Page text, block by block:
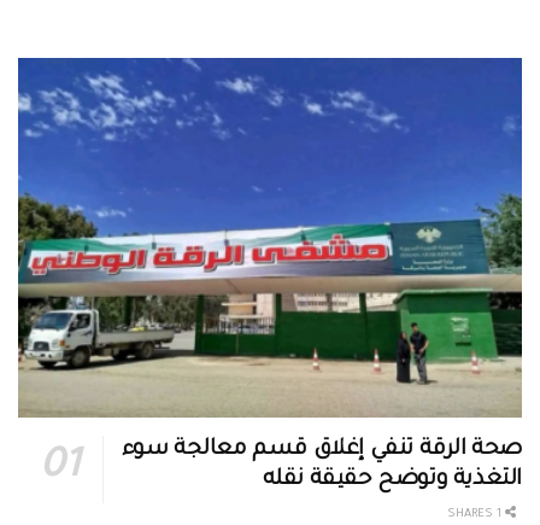
صحة الرقة تنفي إغلاق قسم معالجة سوء
التغذية وتوضح حقيقة نقله